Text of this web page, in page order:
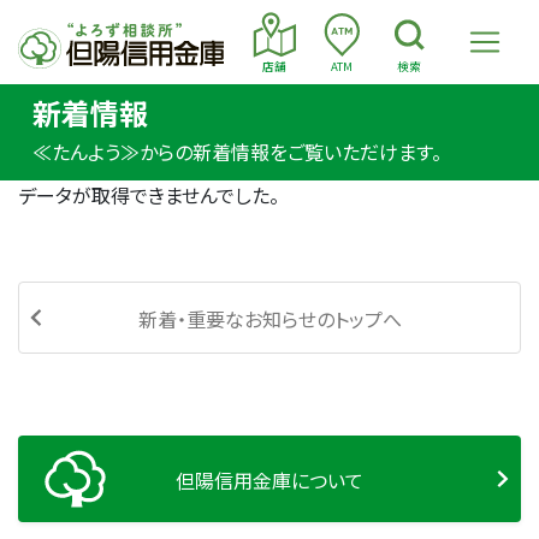
店舗 ATM 検索
新着情報
≪たんよう≫からの新着情報をご覧いただけます。
データが取得できませんでした。
新着・重要なお知らせのトップへ
但陽信用金庫について